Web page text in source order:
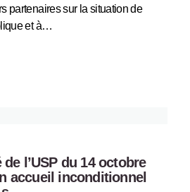
partenaires sur la situation de
et à…
l’USP du 14 octobre
accueil inconditionnel